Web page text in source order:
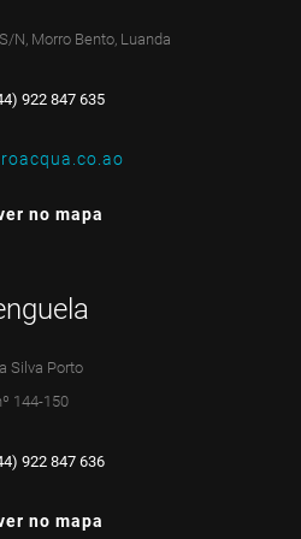
N, Morro Bento, Luanda
922 847 635
no mapa
Silva Porto
144-150
922 847 636
no mapa